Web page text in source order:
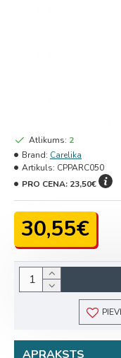
30,55€
Atlikums: 2
Brand: Carelika
Artikuls: CPPARC050
PRO CENA: 23,50€
APRAKSTS